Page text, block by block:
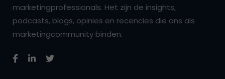
marketingprofessionals. Het zijn de insights,
podcasts, blogs, opinies en recencies die ons als
marketingcommunity binden.